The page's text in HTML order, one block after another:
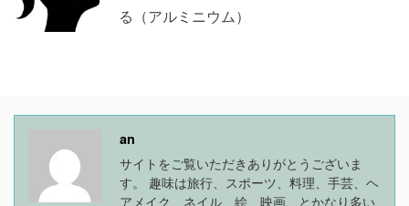
る（アルミニウム）
an
サイトをご覧いただきありがとうございま
す。 趣味は旅行、スポーツ、料理、手芸、ヘ
アメイク、ネイル、絵、映画、とかなり多い